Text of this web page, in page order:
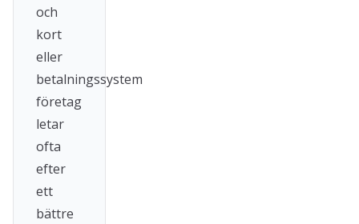
och
kort
eller
betalningssystem
företag
letar
ofta
efter
ett
bättre